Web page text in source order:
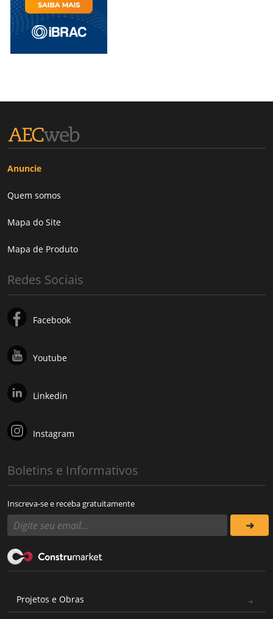
Anuncie
Quem somos
Mapa do Site
Mapa de Produto
Redes Sociais
Facebook
Youtube
Linkedin
Instagram
Boletins e Informativos
Inscreva-se e receba gratuitamente
Projetos e Obras